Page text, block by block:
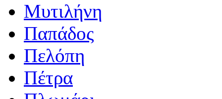
Μυτιλήνη
Παπάδος
Πελόπη
Πέτρα